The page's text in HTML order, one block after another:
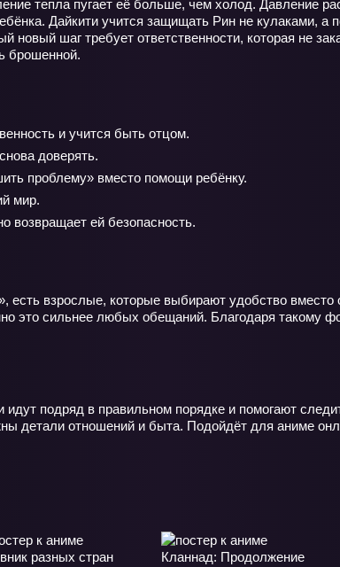
тепла пугает её больше, чем холод. Давление
Дайкити учится защищать Рин не кулаками,
новый шаг требует ответственности, которая не
брошенной.
и учится быть отцом.
доверять.
проблему» вместо помощи ребёнку.
мир.
возвращает ей безопасность.
есть взрослые, которые выбирают удобство
это сильнее любых обещаний. Благодаря такому
подряд в правильном порядке и помогают
детали отношений и быта. Подойдёт для аниме